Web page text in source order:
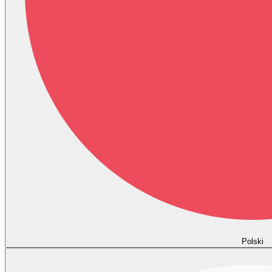
Polski